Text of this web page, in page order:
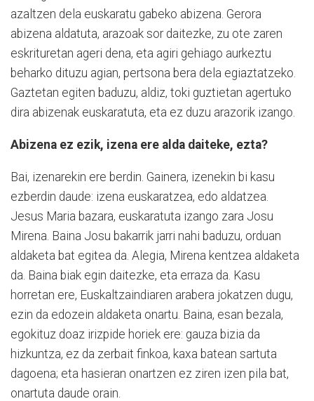
azaltzen dela euskaratu gabeko abizena. Gerora
abizena aldatuta, arazoak sor daitezke, zu ote zaren
eskrituretan ageri dena, eta agiri gehiago aurkeztu
beharko dituzu agian, pertsona bera dela egiaztatzeko.
Gaztetan egiten baduzu, aldiz, toki guztietan agertuko
dira abizenak euskaratuta, eta ez duzu arazorik izango.
Abizena ez ezik, izena ere alda daiteke, ezta?
Bai, izenarekin ere berdin. Gainera, izenekin bi kasu
ezberdin daude: izena euskaratzea, edo aldatzea.
Jesus Maria bazara, euskaratuta izango zara Josu
Mirena. Baina Josu bakarrik jarri nahi baduzu, orduan
aldaketa bat egitea da. Alegia, Mirena kentzea aldaketa
da. Baina biak egin daitezke, eta erraza da. Kasu
horretan ere, Euskaltzaindiaren arabera jokatzen dugu,
ezin da edozein aldaketa onartu. Baina, esan bezala,
egokituz doaz irizpide horiek ere: gauza bizia da
hizkuntza, ez da zerbait finkoa, kaxa batean sartuta
dagoena; eta hasieran onartzen ez ziren izen pila bat,
onartuta daude orain.